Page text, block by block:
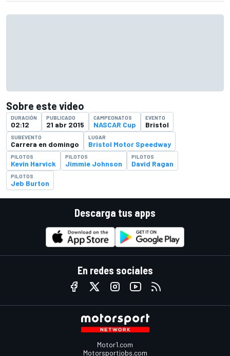
Sobre este video
DURACIÓN
02:12
PUBLICADO
21 abr 2015
CAMPEONATOS
NASCAR Cup
EVENTO
Bristol
SUBEVENTO
Carrera en domingo
LUGAR
Bristol Motor Speedway
PILOTOS
Kevin Harvick
PILOTOS
Jimmie Johnson
PILOTOS
David Ragan
PILOTOS
Jeb Burton
Descarga tus apps
En redes sociales
Motor1.com
Motorsportjobs.com